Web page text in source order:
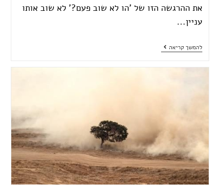
את ההרגשה הזו של 'הו לא שוב פעם?' לא שוב אותו
עניין...
להמשך קריאה